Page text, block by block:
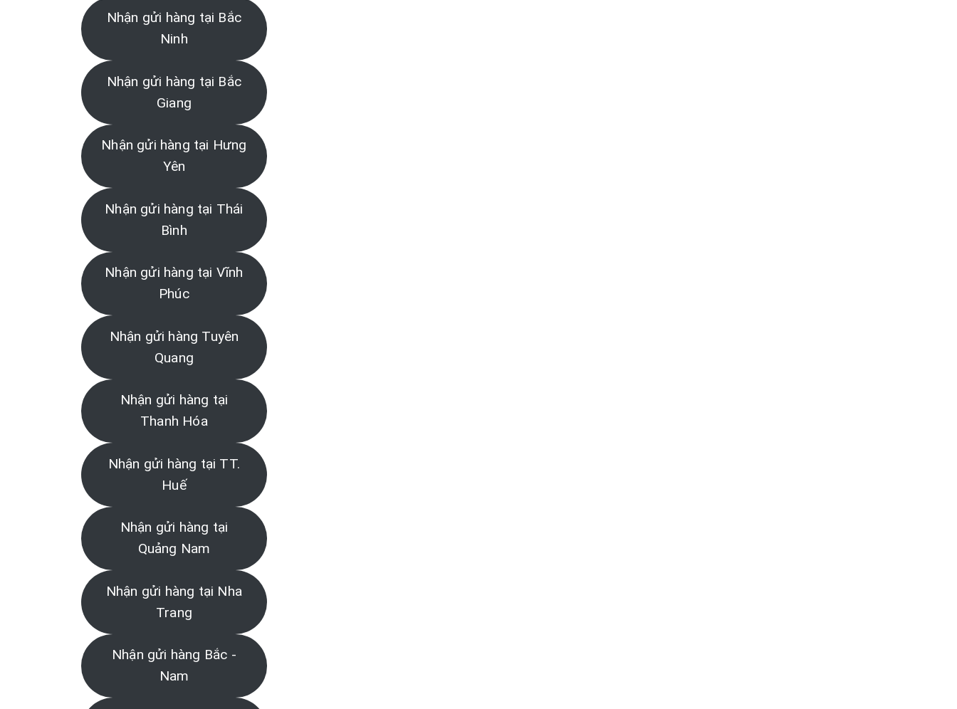
Nhận gửi hàng tại Bắc
Ninh
Nhận gửi hàng tại Bắc
Giang
Nhận gửi hàng tại Hưng
Yên
Nhận gửi hàng tại Thái
Bình
Nhận gửi hàng tại Vĩnh
Phúc
Nhận gửi hàng Tuyên
Quang
Nhận gửi hàng tại
Thanh Hóa
Nhận gửi hàng tại TT.
Huế
Nhận gửi hàng tại
Quảng Nam
Nhận gửi hàng tại Nha
Trang
Nhận gửi hàng Bắc -
Nam